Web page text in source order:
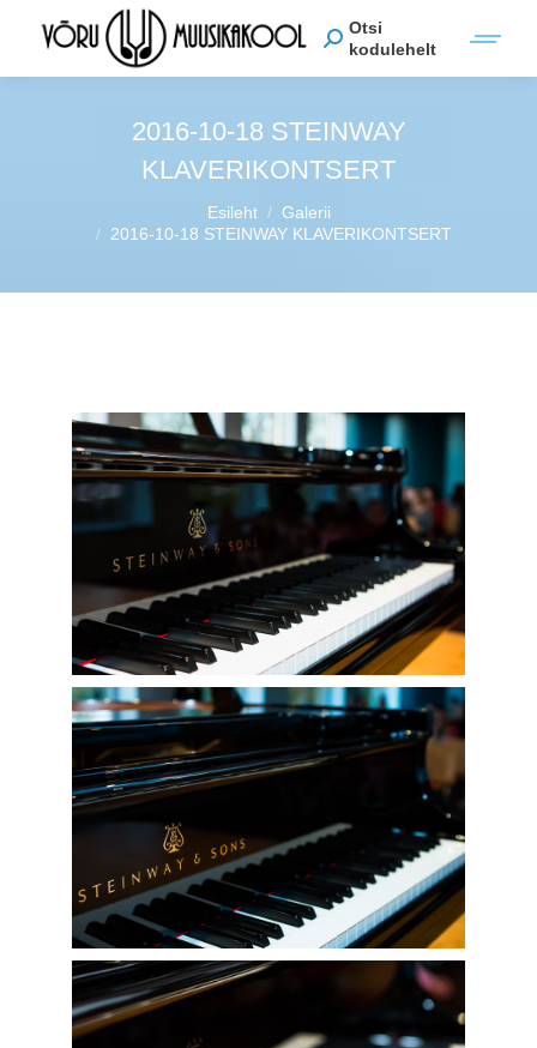
Otsi
kodulehelt
2016-10-18 STEINWAY
KLAVERIKONTSERT
Esileht
Galerii
2016-10-18 STEINWAY KLAVERIKONTSERT